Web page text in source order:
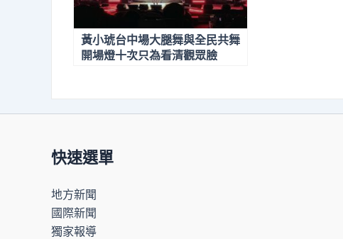
黃小琥台中場大腿舞與全民共舞
開場燈十次只為看清觀眾臉
快速選單
地方新聞
國際新聞
獨家報導